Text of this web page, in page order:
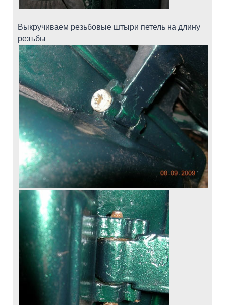
Выкручиваем резьбовые штыри петель на длину
резъбы